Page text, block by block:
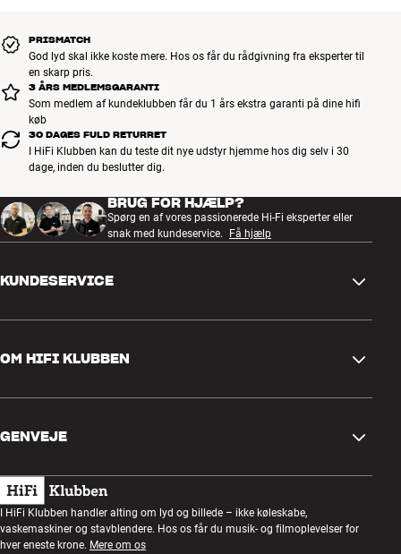
PRISMATCH
God lyd skal ikke koste mere. Hos os får du rådgivning fra eksperter til
en skarp pris.
3 ÅRS MEDLEMSGARANTI
Som medlem af kundeklubben får du 1 års ekstra garanti på dine hifi
køb
30 DAGES FULD RETURRET
I HiFi Klubben kan du teste dit nye udstyr hjemme hos dig selv i 30
dage, inden du beslutter dig.
BRUG FOR HJÆLP?
Spørg en af vores passionerede Hi-Fi eksperter eller
snak med kundeservice.
Få hjælp
KUNDESERVICE
Retur og reklamation
Fortryd ordre
Handelsbetingelser
Privatlivspolitik
OM HIFI KLUBBEN
Kundeklub
Lytteaften
Konkurrencer
GENVEJE
Gavekort
Byg med lyd
I HiFi Klubben handler alting om lyd og billede – ikke køleskabe,
vaskemaskiner og stavblendere. Hos os får du musik- og filmoplevelser for
hver eneste krone. Mere om os